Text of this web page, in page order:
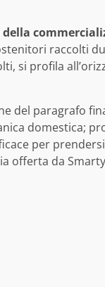
raccolti
si profila
del paragrafo
domestica;
per
offerta da